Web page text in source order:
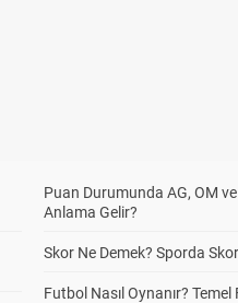
Puan Durumunda AG, OM
Anlama Gelir?
Skor Ne Demek? Sporda
Futbol Nasıl Oynanır?